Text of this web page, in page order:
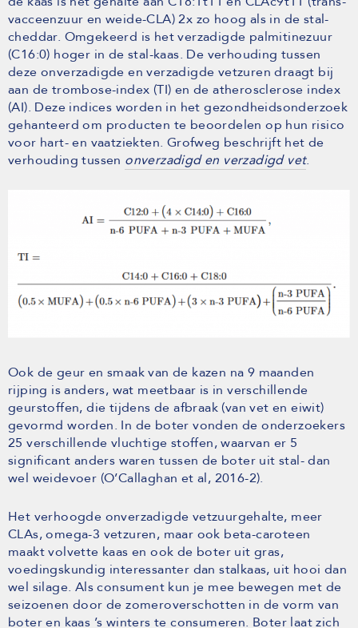
vacceenzuur en weide-CLA) 2x zo hoog als in de stal-
cheddar. Omgekeerd is het verzadigde palmitinezuur
(C16:0) hoger in de stal-kaas. De verhouding tussen
deze onverzadigde en verzadigde vetzuren draagt bij
aan de trombose-index (TI) en de atherosclerose index
(AI). Deze indices worden in het gezondheidsonderzoek
gehanteerd om producten te beoordelen op hun risico
voor hart- en vaatziekten. Grofweg beschrijft het de
verhouding tussen onverzadigd en verzadigd vet.
Ook de geur en smaak van de kazen na 9 maanden
rijping is anders, wat meetbaar is in verschillende
geurstoffen, die tijdens de afbraak (van vet en eiwit)
gevormd worden. In de boter vonden de onderzoekers
25 verschillende vluchtige stoffen, waarvan er 5
significant anders waren tussen de boter uit stal- dan
wel weidevoer (O’Callaghan et al, 2016-2).
Het verhoogde onverzadigde vetzuurgehalte, meer
CLAs, omega-3 vetzuren, maar ook beta-caroteen
maakt volvette kaas en ook de boter uit gras,
voedingskundig interessanter dan stalkaas, uit hooi dan
wel silage. Als consument kun je mee bewegen met de
seizoenen door de zomeroverschotten in de vorm van
boter en kaas ’s winters te consumeren. Boter laat zich